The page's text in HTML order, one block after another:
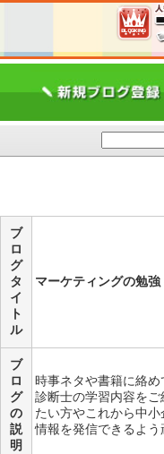
ブ
ロ
グ
タ
イ
ト
ル
マーケティングの勉
ブ
ロ
グ
の
説
明
時事ネタや書籍に絡
診断士の学習内容を
たい方やこれから中
情報を発信できるよう